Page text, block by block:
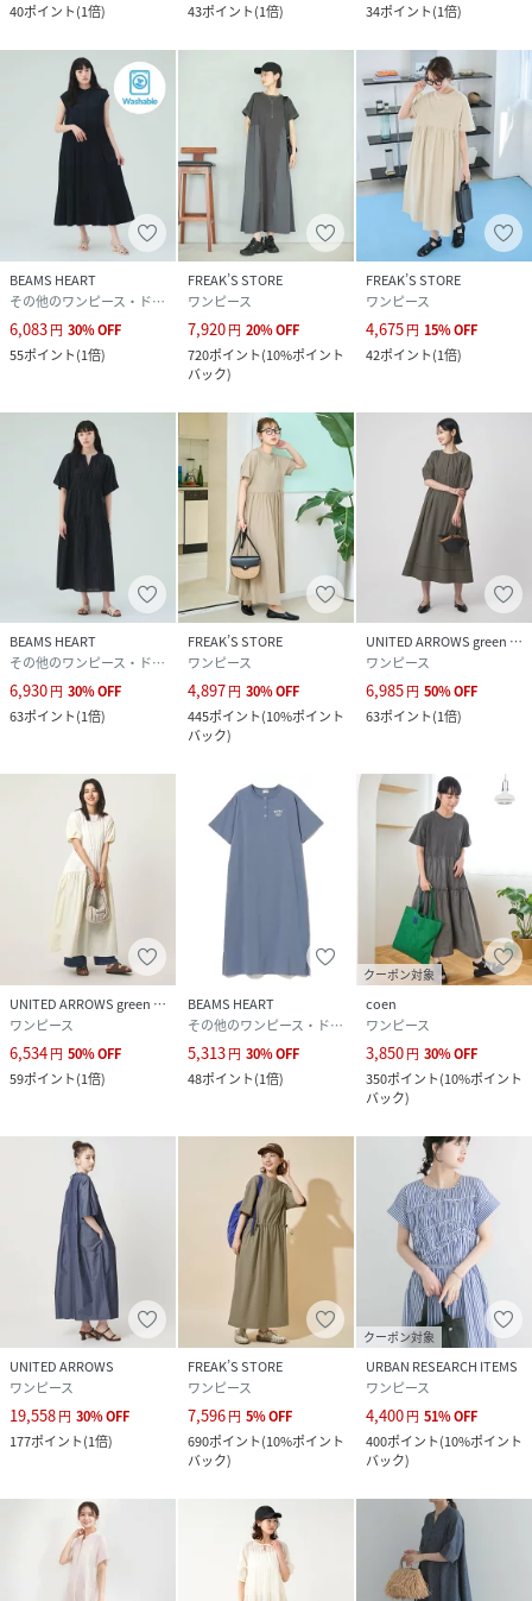
40ポイント(1倍)
43ポイント(1倍)
34ポイント(1倍)
BEAMS HEART
その他のワンピース・ドレス
6,083円 30%OFF
55ポイント(1倍)
FREAK’S STORE
ワンピース
7,920円 20%OFF
720ポイント(10%ポイント
バック)
FREAK’S STORE
ワンピース
4,675円 15%OFF
42ポイント(1倍)
BEAMS HEART
その他のワンピース・ドレス
6,930円 30%OFF
63ポイント(1倍)
FREAK’S STORE
ワンピース
4,897円 30%OFF
445ポイント(10%ポイント
バック)
UNITED ARROWS green label relaxing
ワンピース
6,985円 50%OFF
63ポイント(1倍)
UNITED ARROWS green label relaxing
ワンピース
6,534円 50%OFF
59ポイント(1倍)
BEAMS HEART
その他のワンピース・ドレス
5,313円 30%OFF
48ポイント(1倍)
クーポン対象
coen
ワンピース
3,850円 30%OFF
350ポイント(10%ポイント
バック)
UNITED ARROWS
ワンピース
19,558円 30%OFF
177ポイント(1倍)
FREAK’S STORE
ワンピース
7,596円 5%OFF
690ポイント(10%ポイント
バック)
クーポン対象
URBAN RESEARCH ITEMS
ワンピース
4,400円 51%OFF
400ポイント(10%ポイント
バック)